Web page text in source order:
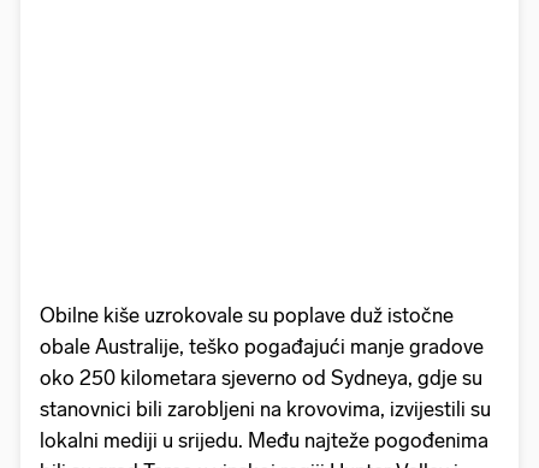
Obilne kiše uzrokovale su poplave duž istočne
obale Australije, teško pogađajući manje gradove
oko 250 kilometara sjeverno od Sydneya, gdje su
stanovnici bili zarobljeni na krovovima, izvijestili su
lokalni mediji u srijedu. Među najteže pogođenima